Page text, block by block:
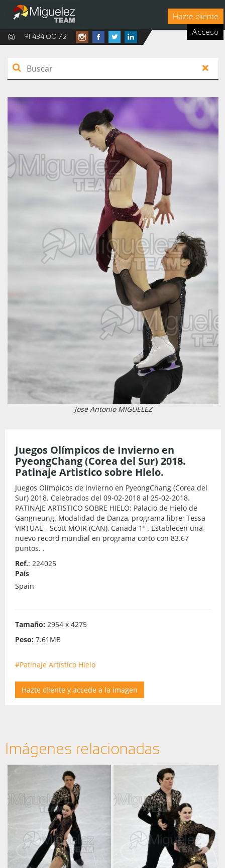
Hazte cliente
Acceso
@ 91 434 00 72
Jose Antonio MIGUELEZ
Juegos Olímpicos de Invierno en
PyeongChang (Corea del Sur) 2018.
Patinaje Artistico sobre Hielo.
Juegos Olímpicos de Invierno en PyeongChang (Corea del
Sur) 2018. Celebrados del 09-02-2018 al 25-02-2018.
PATINAJE ARTISTICO SOBRE HIELO: Palacio de Hielo de
Gangneung. Modalidad de Danza, programa libre; Tessa
VIRTUAE - Scott MOIR (CAN), Canada 1º . Establecen una
nuevo record mundial en programa corto con 83.67
puntos. .
Ref.: 224025
País
Spain
Tamaño: 2954 x 4275
Peso: 7.61MB
#Patinaje Artistico Hielo
Hazte cliente y accede a la imagen
Imágenes relacionadas